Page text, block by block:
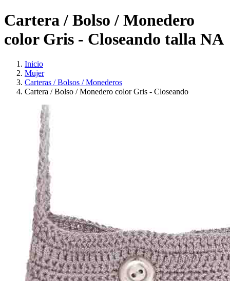
Cartera / Bolso / Monedero
color Gris - Closeando talla NA
Inicio
Mujer
Carteras / Bolsos / Monederos
Cartera / Bolso / Monedero color Gris - Closeando